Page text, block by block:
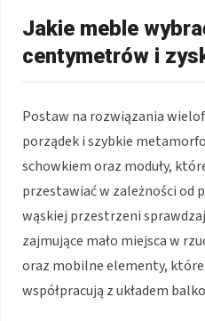
Jakie meble
centymetrów i
Postaw na rozwiązania
porządek i szybkie
schowkiem oraz moduły,
przestawiać w zależności od
wąskiej przestrzeni
zajmujące mało miejsca w
oraz mobilne elementy,
współpracują z układem